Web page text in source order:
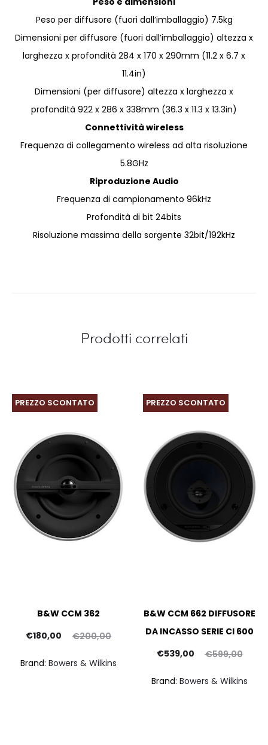
Peso per diffusore (fuori dall’imballaggio) 7.5kg
Dimensioni per diffusore (fuori dall’imballaggio) altezza x
larghezza x profondità 284 x 170 x 290mm (11.2 x 6.7 x
11.4in)
Dimensioni (per diffusore) altezza x larghezza x
profondità 922 x 286 x 338mm (36.3 x 11.3 x 13.3in)
Connettività wireless
Frequenza di collegamento wireless ad alta risoluzione
5.8GHz
Riproduzione Audio
Frequenza di campionamento 96kHz
Profondità di bit 24bits
Risoluzione massima della sorgente 32bit/192kHz
Prodotti correlati
PREZZO SCONTATO
B&W CCM 362
€200,00
Il
€180,00
Brand: Bowers & Wilkins
PREZZO SCONTATO
B&W CCM 662 DIFFUSORE
DA INCASSO SERIE CI 600
€599,00
Il
€539,00
Brand: Bowers & Wilkins